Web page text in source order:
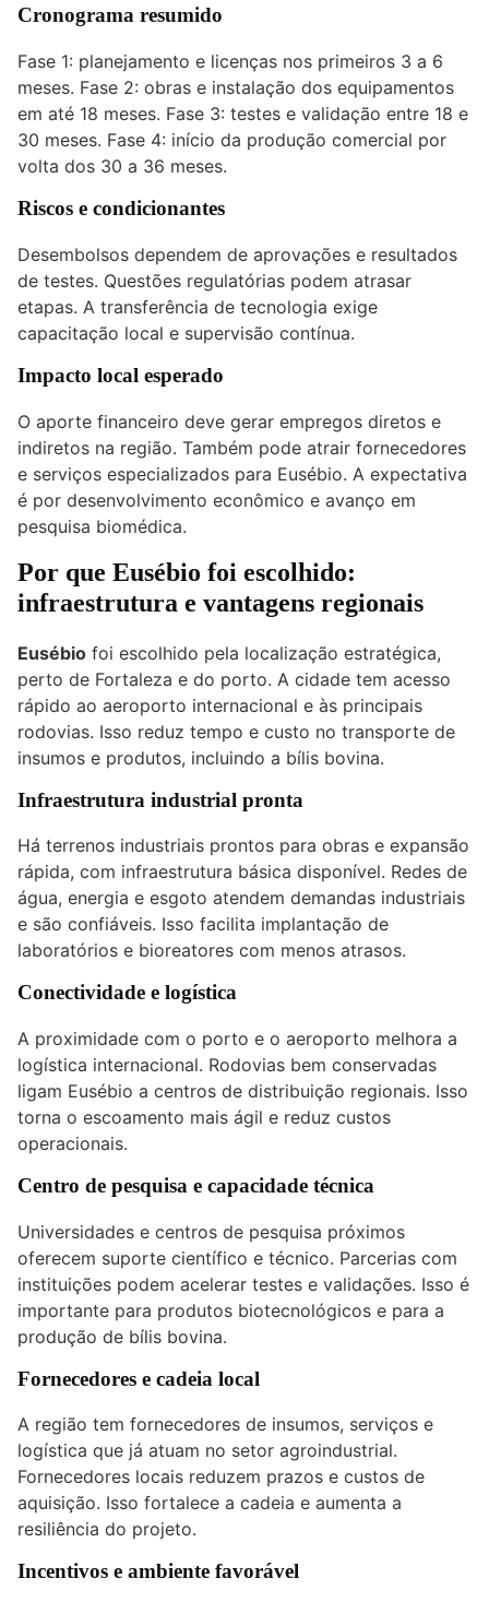
Cronograma resumido
Fase 1: planejamento e licenças nos primeiros 3 a 6
meses. Fase 2: obras e instalação dos equipamentos
em até 18 meses. Fase 3: testes e validação entre 18 e
30 meses. Fase 4: início da produção comercial por
volta dos 30 a 36 meses.
Riscos e condicionantes
Desembolsos dependem de aprovações e resultados
de testes. Questões regulatórias podem atrasar
etapas. A transferência de tecnologia exige
capacitação local e supervisão contínua.
Impacto local esperado
O aporte financeiro deve gerar empregos diretos e
indiretos na região. Também pode atrair fornecedores
e serviços especializados para Eusébio. A expectativa
é por desenvolvimento econômico e avanço em
pesquisa biomédica.
Por que Eusébio foi escolhido:
infraestrutura e vantagens regionais
Eusébio foi escolhido pela localização estratégica,
perto de Fortaleza e do porto. A cidade tem acesso
rápido ao aeroporto internacional e às principais
rodovias. Isso reduz tempo e custo no transporte de
insumos e produtos, incluindo a bílis bovina.
Infraestrutura industrial pronta
Há terrenos industriais prontos para obras e expansão
rápida, com infraestrutura básica disponível. Redes de
água, energia e esgoto atendem demandas industriais
e são confiáveis. Isso facilita implantação de
laboratórios e bioreatores com menos atrasos.
Conectividade e logística
A proximidade com o porto e o aeroporto melhora a
logística internacional. Rodovias bem conservadas
ligam Eusébio a centros de distribuição regionais. Isso
torna o escoamento mais ágil e reduz custos
operacionais.
Centro de pesquisa e capacidade técnica
Universidades e centros de pesquisa próximos
oferecem suporte científico e técnico. Parcerias com
instituições podem acelerar testes e validações. Isso é
importante para produtos biotecnológicos e para a
produção de bílis bovina.
Fornecedores e cadeia local
A região tem fornecedores de insumos, serviços e
logística que já atuam no setor agroindustrial.
Fornecedores locais reduzem prazos e custos de
aquisição. Isso fortalece a cadeia e aumenta a
resiliência do projeto.
Incentivos e ambiente favorável